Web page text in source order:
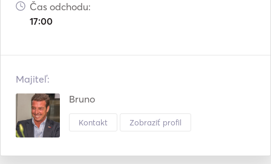
Čas odchodu:
17:00
Majiteľ:
Bruno
Kontakt Zobraziť profil